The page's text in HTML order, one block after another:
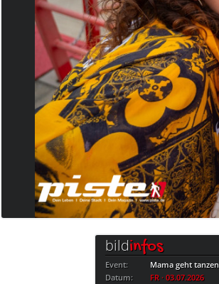
bildinfos
Event:
Mama geht tanzen
Datum:
FR · 03.07.2026